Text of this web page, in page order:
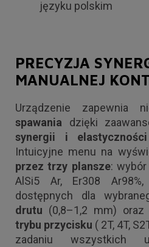
języku polskim
PRECYZJA
MANUALNEJ
Urządzenie zapewnia
spawania dzięki
synergii i
Intuicyjne menu na
przez trzy plansze: wybór
AlSi5 Ar, Er308
dostępnych dla
drutu (0,8–1,2 mm)
trybu przycisku ( 2T, 4T,
zadaniu wszystkich